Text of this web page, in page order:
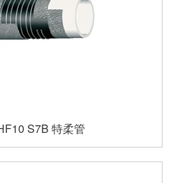
S7B 特柔管